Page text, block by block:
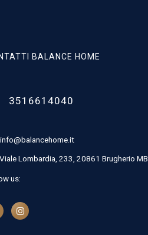
BALANCE HOME
3516614040
info@balancehome.it
Viale Lombardia, 233, 20861 Brugherio MB
us: